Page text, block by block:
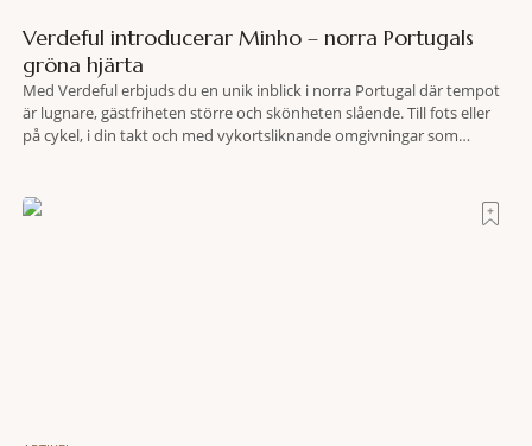
Verdeful introducerar Minho – norra Portugals
gröna hjärta
Med Verdeful erbjuds du en unik inblick i norra Portugal där tempot
är lugnare, gästfriheten större och skönheten slående. Till fots eller
på cykel, i din takt och med vykortsliknande omgivningar som
travel när det